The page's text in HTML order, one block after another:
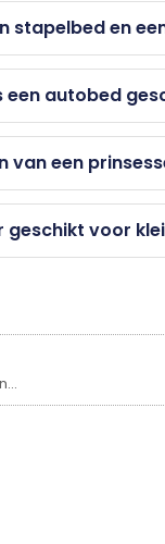
stapelbed en
een autobed
van een
voor
De voordelen van het registreren van je hond in een databank voor honden